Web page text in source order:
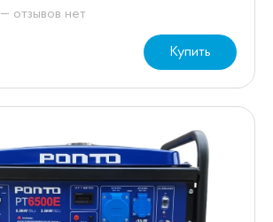
— отзывов нет
Купить